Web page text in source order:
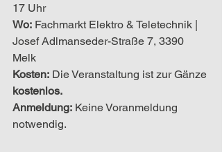
17 Uhr
Wo: Fachmarkt Elektro & Teletechnik |
Josef Adlmanseder-Straße 7, 3390
Melk
Kosten: Die Veranstaltung ist zur Gänze
kostenlos.
Anmeldung: Keine Voranmeldung
notwendig.